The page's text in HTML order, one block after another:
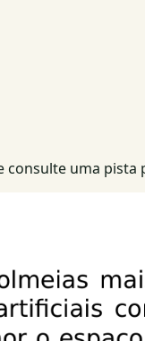
consulte uma pista